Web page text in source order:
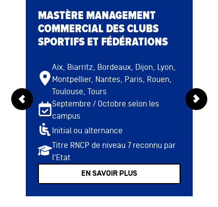
MASTÈRE MANAGEMENT
COMMERCIAL DES CLUBS
SPORTIFS ET FÉDÉRATIONS
Aix, Biarritz, Bordeaux, Dijon, Lyon,
Montpellier, Nantes, Paris, Rouen,
Toulouse, Tours
Septembre / Octobre selon les
campus
Initial ou alternance
Titre RNCP de niveau 7 reconnu par
l'Etat
EN SAVOIR PLUS